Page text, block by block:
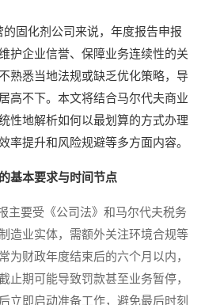
固化剂公司来说，年度报告申报
护企业信誉、保障业务连续性的关
熟悉当地法规或缺乏优化策略，导
高不下。本文将结合马尔代夫商业
性地解析如何以最划算的方式办理
率提升和风险规避等多方面内容。
基本要求与时间节点
要受《公司法》和马尔代夫税务
造业实体，需额外关注环境合规等
为财政年度结束后的六个月以内，
止期可能导致罚款甚至业务暂停，
立即启动准备工作，避免最后时刻